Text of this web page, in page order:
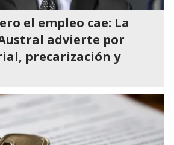
el empleo cae: La
advierte por
precarización y